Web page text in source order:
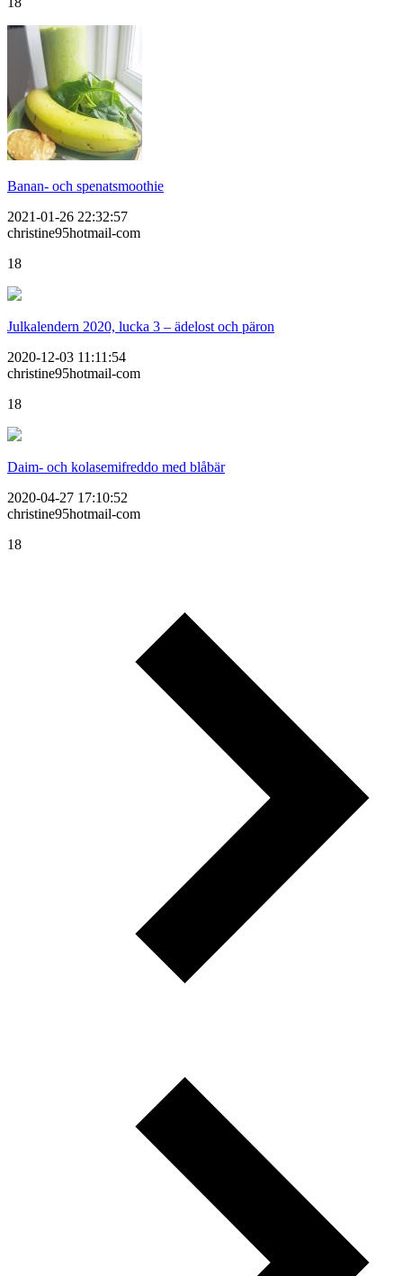
Banan- och spenatsmoothie
2021-01-26 22:32:57
christine95hotmail-com
18
Julkalendern 2020, lucka 3 – ädelost och päron
2020-12-03 11:11:54
christine95hotmail-com
18
Daim- och kolasemifreddo med blåbär
2020-04-27 17:10:52
christine95hotmail-com
18